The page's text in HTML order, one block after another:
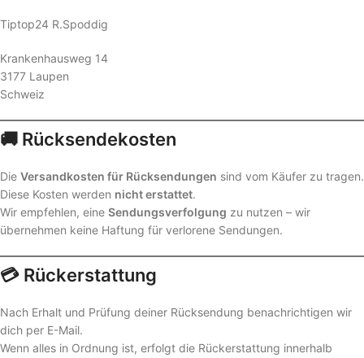
Tiptop24 R.Spoddig
Krankenhausweg 14
3177 Laupen
Schweiz
🚚 Rücksendekosten
Die Versandkosten für Rücksendungen sind vom Käufer zu tragen.
Diese Kosten werden nicht erstattet.
Wir empfehlen, eine Sendungsverfolgung zu nutzen – wir
übernehmen keine Haftung für verlorene Sendungen.
💳 Rückerstattung
Nach Erhalt und Prüfung deiner Rücksendung benachrichtigen wir
dich per E-Mail.
Wenn alles in Ordnung ist, erfolgt die Rückerstattung innerhalb